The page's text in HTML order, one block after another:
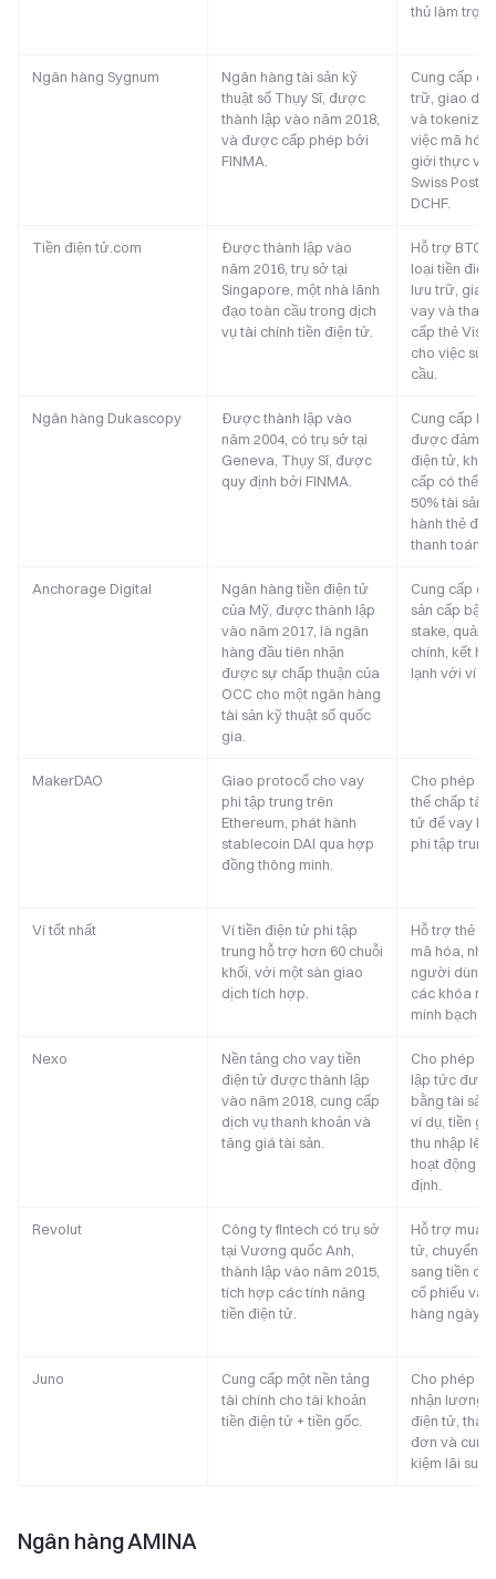
thủ làm
Ngân hàng Sygnum
Ngân hàng tài sản kỹ
thuật số Thụy Sĩ, được
thành lập vào năm 2018,
và được cấp phép bởi
FINMA.
Cung cấp
trữ, giao
và
việc mã hóa
giới thực và
Swiss Post
DCHF.
Tiền điện tử.com
Được thành lập vào
năm 2016, trụ sở tại
Singapore, một nhà lãnh
đạo toàn cầu trong dịch
vụ tài chính tiền điện tử.
Hỗ trợ BTC,
loại tiền
lưu trữ, giao
vay và
cấp thẻ
cho việc sử
cầu.
Ngân hàng Dukascopy
Được thành lập vào
năm 2004, có trụ sở tại
Geneva, Thụy Sĩ, được
quy định bởi FINMA.
Cung cấp
được đảm
điện tử,
cấp có thể
50% tài sản
hành thẻ đa
thanh toán
Anchorage Digital
Ngân hàng tiền điện tử
của Mỹ, được thành lập
vào năm 2017, là ngân
hàng đầu tiên nhận
được sự chấp thuận của
OCC cho một ngân hàng
tài sản kỹ thuật số quốc
gia.
Cung cấp
sản cấp bậc
stake, quản
chính, kết
lạnh với ví
MakerDAO
Giao protocổ cho vay
phi tập trung trên
Ethereum, phát hành
stablecoin DAI qua hợp
đồng thông minh.
Cho phép
thế chấp tài
tử để vay
phi tập trung.
Ví tốt nhất
Ví tiền điện tử phi tập
trung hỗ trợ hơn 60 chuỗi
khối, với một sàn giao
dịch tích hợp.
Hỗ trợ thẻ
mã hóa,
người dùng
các khóa
minh bạch
Nexo
Nền tảng cho vay tiền
điện tử được thành lập
vào năm 2018, cung cấp
dịch vụ thanh khoản và
tăng giá tài sản.
Cho phép
lập tức
bằng tài sản
ví dụ, tiền
thu nhập lên
hoạt động
định.
Revolut
Công ty fintech có trụ sở
tại Vương quốc Anh,
thành lập vào năm 2015,
tích hợp các tính năng
tiền điện tử.
Hỗ trợ mua
tử, chuyển
sang tiền
cổ phiếu và
hàng ngày.
Juno
Cung cấp một nền tảng
tài chính cho tài khoản
tiền điện tử + tiền gốc.
Cho phép
nhận lương
điện tử,
đơn và cung
kiệm lãi suất
Ngân hàng AMINA